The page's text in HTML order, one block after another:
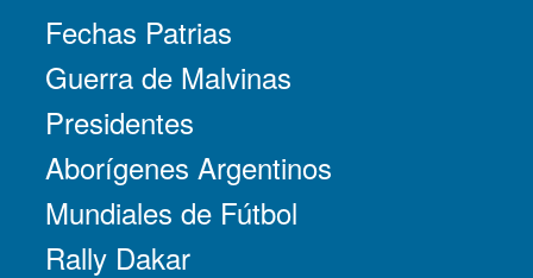
Fechas Patrias
Guerra de Malvinas
Presidentes
Aborígenes Argentinos
Mundiales de Fútbol
Rally Dakar